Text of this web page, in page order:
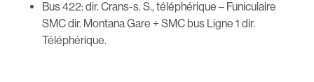
Bus 422: dir. Crans-s. S., téléphérique – Funiculaire
SMC dir. Montana Gare + SMC bus Ligne 1 dir.
Téléphérique.